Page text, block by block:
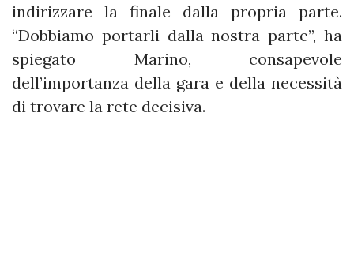
indirizzare la finale dalla propria parte.
“Dobbiamo portarli dalla nostra parte”, ha
spiegato Marino, consapevole
dell’importanza della gara e della necessità
di trovare la rete decisiva.